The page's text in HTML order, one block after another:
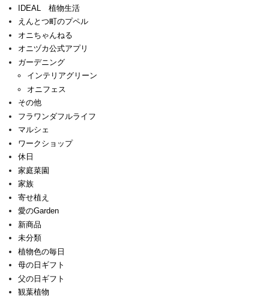
IDEAL 植物生活
えんとつ町のプペル
オニちゃんねる
オニヅカ公式アプリ
ガーデニング
インテリアグリーン
オニフェス
その他
フラワンダフルライフ
マルシェ
ワークショップ
休日
家庭菜園
家族
寄せ植え
愛のGarden
新商品
未分類
植物色の毎日
母の日ギフト
父の日ギフト
観葉植物